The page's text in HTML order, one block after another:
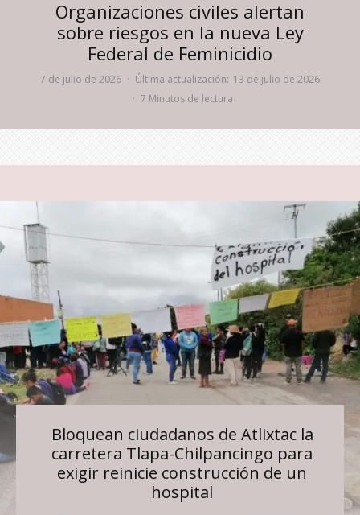
Organizaciones civiles alertan
sobre riesgos en la nueva Ley
Federal de Feminicidio
7 de julio de 2026 · Última actualización: 13 de julio de 2026
· 7 Minutos de lectura
Bloquean ciudadanos de Atlixtac la
carretera Tlapa-Chilpancingo para
exigir reinicie construcción de un
hospital